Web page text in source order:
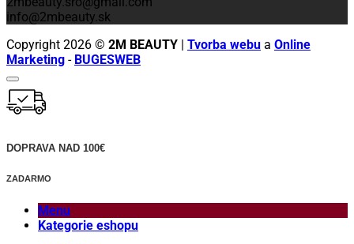
info@2mbeauty.sk
Copyright 2026 © 2M BEAUTY | Tvorba webu a Online
Marketing - BUGESWEB
DOPRAVA NAD 100€
ZADARMO
Menu
Kategorie eshopu